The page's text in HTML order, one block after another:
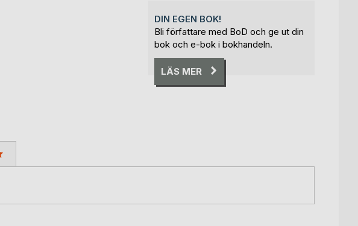
DIN EGEN BOK!
Bli författare med BoD och ge ut din
bok och e-bok i bokhandeln.
LÄS MER